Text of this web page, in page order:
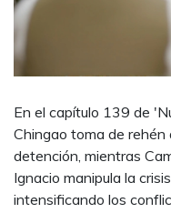
En el capítulo 139 de
Chingao toma de
detención, mientras
Ignacio manipula la
intensificando los